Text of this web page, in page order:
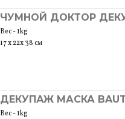
ЧУМНОЙ ДОКТОР
Вес - 1kg
17 x 22x 38 см
ДЕКУПАЖ МАСКА
Вес - 1kg